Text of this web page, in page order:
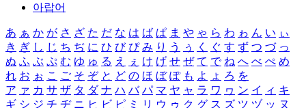
아랍어
あ ぁ か が さ ざ た だ な は ば ぱ ま や ゃ ら わ ゎ ん い ぃ
き ぎ し じ ち ぢ に ひ び ぴ み り う ぅ く ぐ す ず つ づ っ
ぬ ふ ぶ ぷ む ゆ ゅ る え ぇ け げ せ ぜ て で ね へ べ ぺ め
れ お ぉ こ ご そ ぞ と ど の ほ ぼ ぽ も よ ょ ろ を
ア ァ カ サ ザ タ ダ ナ ハ バ パ マ ヤ ャ ラ ワ ヮ ン イ ィ キ
ギ シ ジ チ ヂ ニ ヒ ビ ピ ミ リ ウ ゥ ク グ ス ズ ツ ヅ ッ ヌ